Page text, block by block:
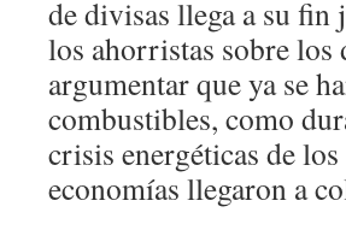
de divisas llega a su
los ahorristas sobre los
argumentar que ya se
combustibles, como
crisis energéticas de
economías llegaron a